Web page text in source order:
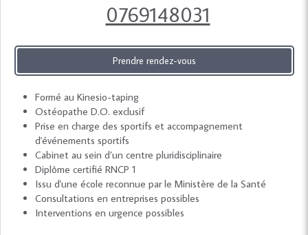
0769148031
Prendre rendez-vous
Formé au Kinesio-taping
Ostéopathe D.O. exclusif
Prise en charge des sportifs et accompagnement
d'événements sportifs
Cabinet au sein d’un centre pluridisciplinaire
Diplôme certifié RNCP 1
Issu d'une école reconnue par le Ministère de la Santé
Consultations en entreprises possibles
Interventions en urgence possibles